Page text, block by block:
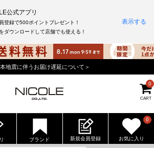
本地震に伴うお届け遅延について＞
CART
0
ブランド 新規会員登録 お気に入り
0
公式アプリ
登録で500ポイントプレゼント！
ダウンロードして店舗でも使える！
表示する